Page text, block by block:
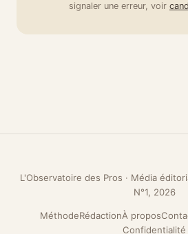
signaler une erreur, voir
L'Observatoire des Pros · Média
N°1, 2026
MéthodeRédactionÀ propos
Confidentialité